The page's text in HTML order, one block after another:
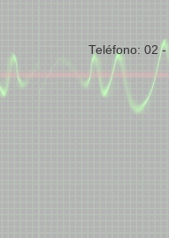
Teléfono: 02